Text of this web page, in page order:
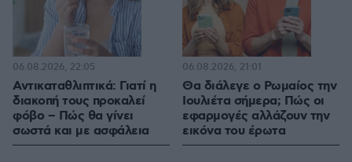
Αντικαταθλιπτικά: Γιατί η
διακοπή τους προκαλεί
φόβο – Πώς θα γίνει
σωστά και με ασφάλεια
06.08.2026, 22:05
Θα διάλεγε ο Ρωμαίος την
Ιουλιέτα σήμερα; Πώς οι
εφαρμογές αλλάζουν την
εικόνα του έρωτα
06.08.2026, 21:01